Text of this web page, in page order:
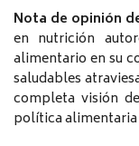
Nota de opinión
en nutrición
alimentario en su
saludables
completa visión
política